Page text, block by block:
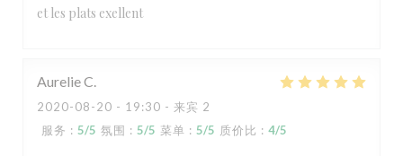
et les plats exellent
AurelieC
2020-08-20 - 19:30 - 来宾 2
服务 : 5/5 氛围 : 5/5 菜单 : 5/5 质价比 : 4/5